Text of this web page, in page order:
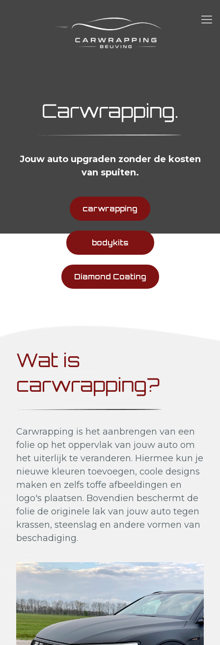
Carwrapping.
Jouw auto upgraden zonder de kosten
van spuiten.
carwrapping
bodykits
Diamond Coating
Wat is
carwrapping?
Carwrapping is het aanbrengen van een
folie op het oppervlak van jouw auto om
het uiterlijk te veranderen. Hiermee kun je
nieuwe kleuren toevoegen, coole designs
maken en zelfs toffe afbeeldingen en
logo's plaatsen. Bovendien beschermt de
folie de originele lak van jouw auto tegen
krassen, steenslag en andere vormen van
beschadiging.